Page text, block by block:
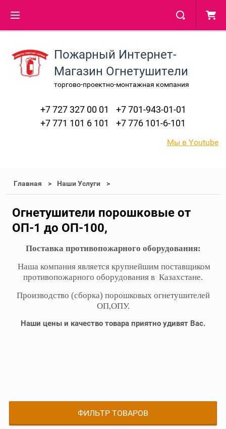
Пожарный Интернет-
Магазин Огнетушители
торгово-проектно-монтажная компания
+7 727 327 00 01
+7 701-943-01-01
+7 771 101 6 101
+7 776 101-6-101
Мы в Youtube
Главная Наши Услуги
Огнетушители порошковые от
ОП-1 до ОП-100,
Поставка противопожарного оборудования:
Наша компания является крупнейшим поставщиком
противопожарного оборудования в Казахстане.
Производство (сборка) порошковых огнетушителей
ОП,ОПУ.
Наши цены и качество товара приятно удивят Вас.
ФИЛЬТР ТОВАРОВ